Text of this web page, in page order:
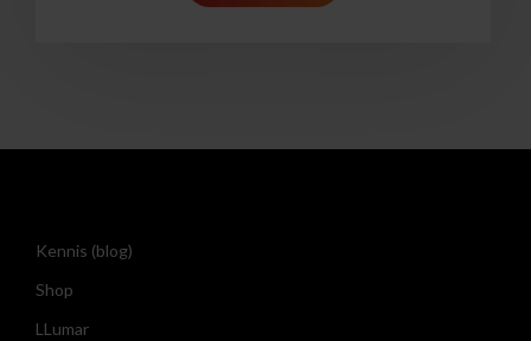
Kennis (blog)
Shop
LLumar